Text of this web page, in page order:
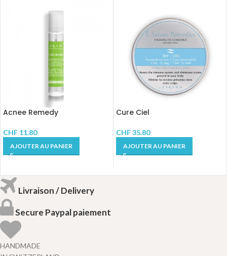
Acnee Remedy
CHF 11.80
AJOUTER AU PANIER
Cure Ciel
CHF35.80
AJOUTER AU PANIER
Livraison / Delivery
Secure Paypal paiement
HANDMADE